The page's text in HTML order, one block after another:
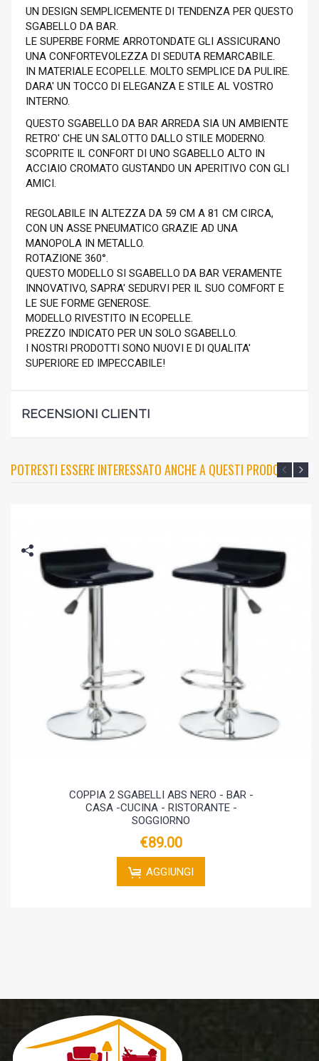
UN DESIGN SEMPLICEMENTE DI TENDENZA PER QUESTO
SGABELLO DA BAR.
LE SUPERBE FORME ARROTONDATE GLI ASSICURANO
UNA CONFORTEVOLEZZA DI SEDUTA REMARCABILE.
IN MATERIALE ECOPELLE. MOLTO SEMPLICE DA PULIRE.
DARA' UN TOCCO DI ELEGANZA E STILE AL VOSTRO
INTERNO.
QUESTO SGABELLO DA BAR ARREDA SIA UN AMBIENTE
RETRO' CHE UN SALOTTO DALLO STILE MODERNO.
SCOPRITE IL CONFORT DI UNO SGABELLO ALTO IN
ACCIAIO CROMATO GUSTANDO UN APERITIVO CON GLI
AMICI.
REGOLABILE IN ALTEZZA DA 59 CM A 81 CM CIRCA,
CON UN ASSE PNEUMATICO GRAZIE AD UNA
MANOPOLA IN METALLO.
ROTAZIONE 360°.
QUESTO MODELLO SI SGABELLO DA BAR VERAMENTE
INNOVATIVO, SAPRA' SEDURVI PER IL SUO COMFORT E
LE SUE FORME GENEROSE.
MODELLO RIVESTITO IN ECOPELLE.
PREZZO INDICATO PER UN SOLO SGABELLO.
I NOSTRI PRODOTTI SONO NUOVI E DI QUALITA'
SUPERIORE ED IMPECCABILE!
RECENSIONI CLIENTI
POTRESTI ESSERE INTERESSATO ANCHE A QUESTI PRODOTTI?
COPPIA 2 SGABELLI ABS NERO - BAR -
CASA -CUCINA - RISTORANTE -
SOGGIORNO
€89.00
AGGIUNGI